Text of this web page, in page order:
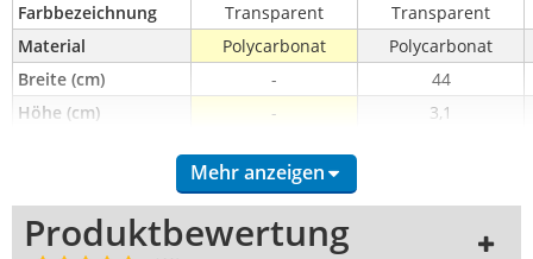
Farbbezeichnung Transparent
Transparent
Material
Polycarbonat
Polycarbonat
Breite (cm)
-
44
Höhe (cm)
-
3,1
Abdeckhaube
Mehr anzeigen
Produktbewertung